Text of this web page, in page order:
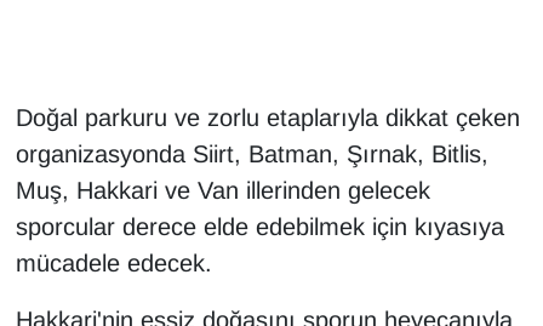
Doğal parkuru ve zorlu etaplarıyla dikkat çeken
organizasyonda Siirt, Batman, Şırnak, Bitlis,
Muş, Hakkari ve Van illerinden gelecek
sporcular derece elde edebilmek için kıyasıya
mücadele edecek.
Hakkari'nin eşsiz doğasını sporun heyecanıyla
İngilizce
Kadın
Kamu Alımları
Kim Kimdir?